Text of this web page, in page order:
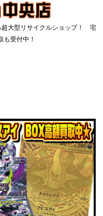
超大型リサイクルショップ！ 宅
も受付中！